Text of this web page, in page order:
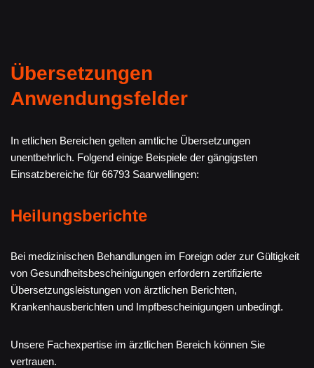
Übersetzungen
Anwendungsfelder
In etlichen Bereichen gelten amtliche Übersetzungen
unentbehrlich. Folgend einige Beispiele der gängigsten
Einsatzbereiche für 66793 Saarwellingen:
Heilungsberichte
Bei medizinischen Behandlungen im Foreign oder zur Gültigkeit
von Gesundheitsbescheinigungen erfordern zertifizierte
Übersetzungsleistungen von ärztlichen Berichten,
Krankenhausberichten und Impfbescheinigungen unbedingt.
Unsere Fachexpertise im ärztlichen Bereich können Sie
vertrauen.